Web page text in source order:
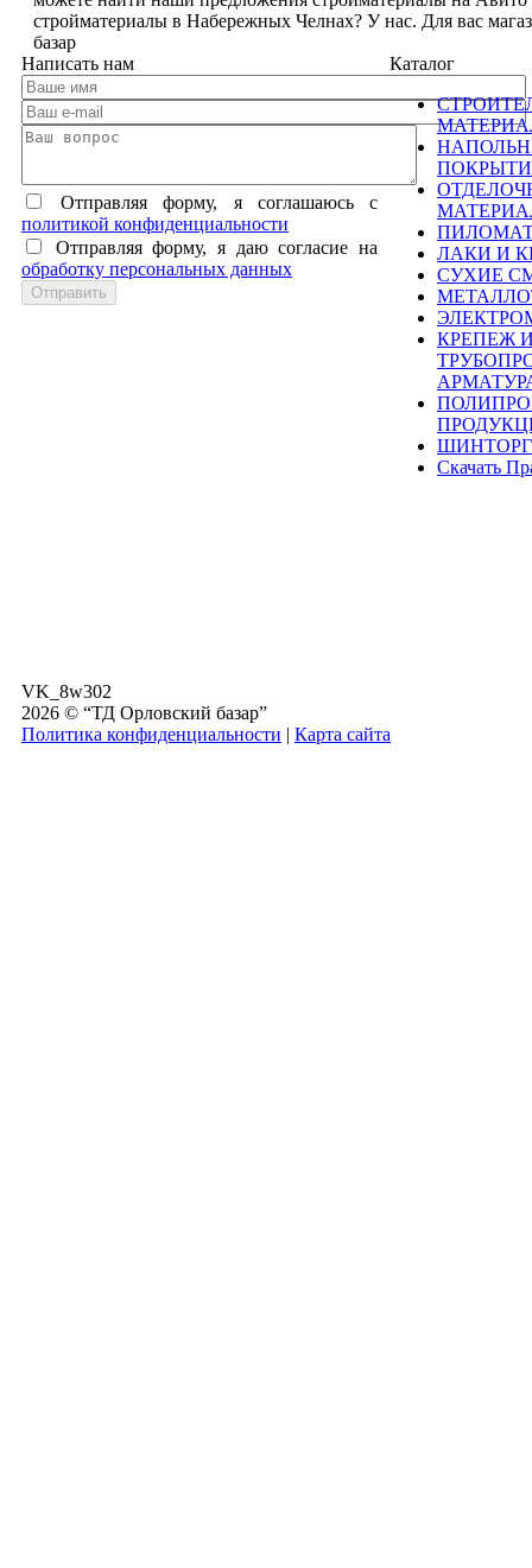
стройматериалы в Набережных Челнах? У нас. Для вас
базар
Написать нам
Отправляя форму, я соглашаюсь c
политикой конфиденциальности
Отправляя форму, я даю согласие на
обработку персональных данных
Каталог
ЛАКИ И
СУХИЕ
КРЕПЕЖ
ШИНТОРГ
Скачать
VK_8w302
2026 © “ТД Орловский базар”
Политика конфиденциальности | Карта сайта